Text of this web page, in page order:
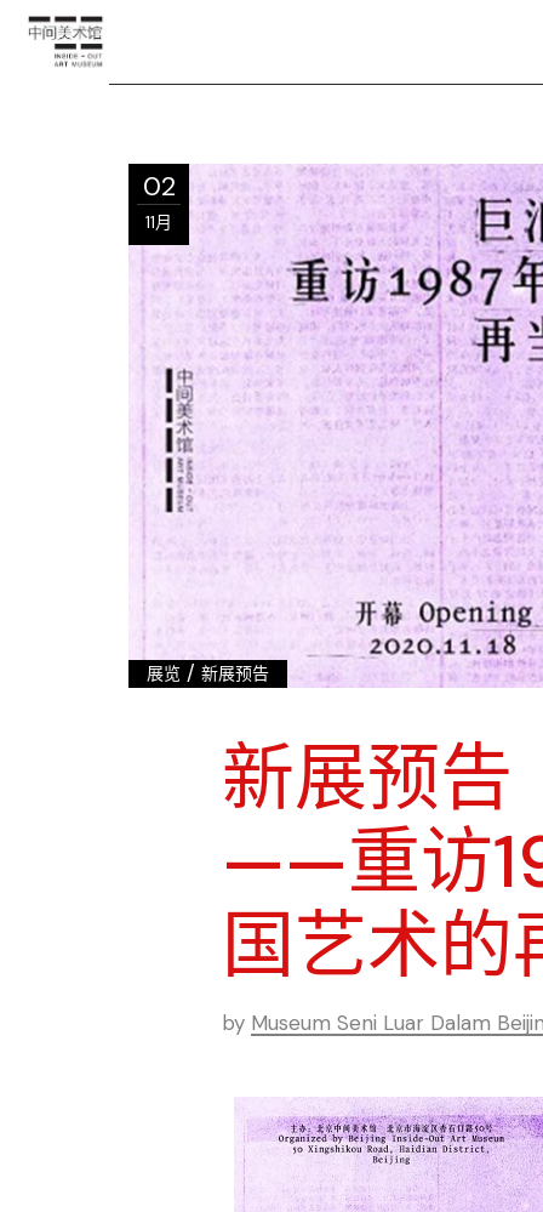
02
11月
展览 / 新展预告
新展预告
——重访
国艺术的
by Museum Seni Luar Dalam